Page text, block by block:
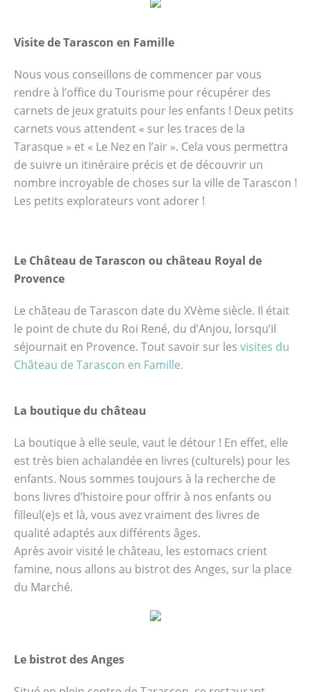
Visite de Tarascon en Famille
Nous vous conseillons de commencer par vous
rendre à l’office du Tourisme pour récupérer des
carnets de jeux gratuits pour les enfants ! Deux petits
carnets vous attendent « sur les traces de la
Tarasque » et « Le Nez en l’air ». Cela vous permettra
de suivre un itinéraire précis et de découvrir un
nombre incroyable de choses sur la ville de Tarascon !
Les petits explorateurs vont adorer !
Le Château de Tarascon ou château Royal de
Provence
Le château de Tarascon date du XVème siècle. Il était
le point de chute du Roi René, du d’Anjou, lorsqu’il
séjournait en Provence. Tout savoir sur les visites du
Château de Tarascon en Famille.
La boutique du château
La boutique à elle seule, vaut le détour ! En effet, elle
est très bien achalandée en livres (culturels) pour les
enfants. Nous sommes toujours à la recherche de
bons livres d’histoire pour offrir à nos enfants ou
filleul(e)s et là, vous avez vraiment des livres de
qualité adaptés aux différents âges.
Après avoir visité le château, les estomacs crient
famine, nous allons au bistrot des Anges, sur la place
du Marché.
Le bistrot des Anges